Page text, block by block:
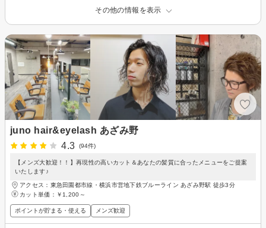
その他の情報を表示
juno hair&eyelash あざみ野
4.3
(94件)
【メンズ大歓迎！！】再現性の高いカット＆あなたの髪質に合ったメニューをご提案
いたします♪
アクセス：東急田園都市線・横浜市営地下鉄ブルーライン あざみ野駅 徒歩3分
カット単価： ￥1,200～
ポイントが貯まる・使える メンズ歓迎